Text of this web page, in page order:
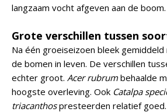
langzaam vocht afgeven aan de boom.
Grote verschillen tussen
Na één groeiseizoen bleek
de bomen in leven. De verschillen
echter groot. Acer rubrumbehaalde
hoogste overleving. Ook Catalpa
triacanthospresteerden relatief